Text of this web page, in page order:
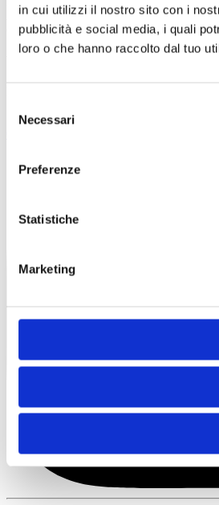
in cui utilizzi il nostro sito con i
pubblicità e social media, i quali
loro o che hanno raccolto dal tuo
delNecessari
Preferenze
Statistiche
Marketing
Accertamenti per idoneità lavorativa e
Certificazioni per cause civili e penali